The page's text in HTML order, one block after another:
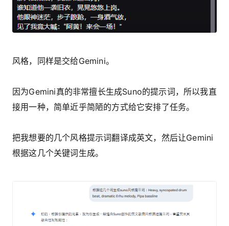
风格，同样是交给Gemini。
因为Gemini真的非常擅长生成Suno的提示词，所以我直
接用一种，简单近乎简陋的方式给它安排了任务。
把我想要的几个风格提示词翻译成英文，然后让Gemini
根据这几个关键词生成。